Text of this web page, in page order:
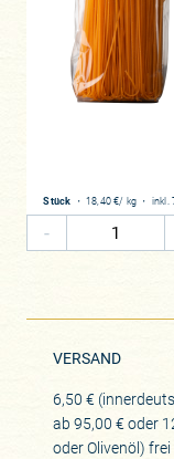
Stück ・18,40 €/ kg ・ inkl.
-
VERSAND
6,50 €
ab 95,00 € oder
oder Olivenöl)